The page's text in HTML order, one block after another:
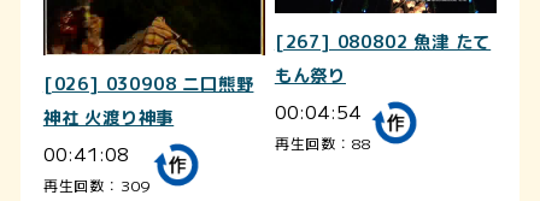
[026] 030908 二口熊野
神社 火渡り神事
00:41:08
再生回数：309
[267] 080802 魚津 たて
もん祭り
00:04:54
再生回数：88